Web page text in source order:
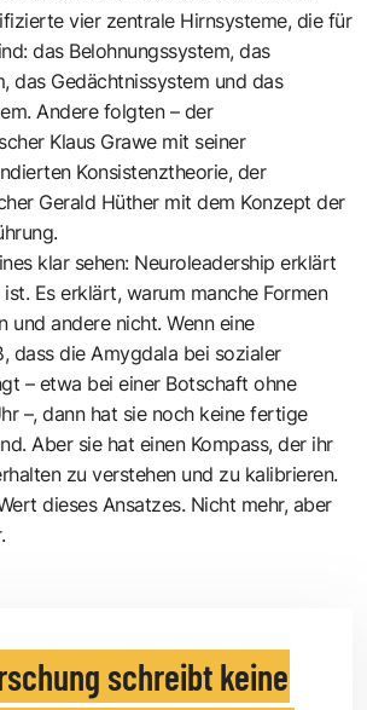
vier zentrale Hirnsysteme, die für
das Belohnungssystem, das
das Gedächtnissystem und das
Andere folgten – der
Klaus Grawe mit seiner
Konsistenztheorie, der
Gerald Hüther mit dem Konzept der
klar sehen: Neuroleadership erklärt
Es erklärt, warum manche Formen
und andere nicht. Wenn eine
dass die Amygdala bei sozialer
– etwa bei einer Botschaft ohne
–, dann hat sie noch keine fertige
Aber sie hat einen Kompass, der ihr
zu verstehen und zu kalibrieren.
dieses Ansatzes. Nicht mehr, aber
schreibt keine